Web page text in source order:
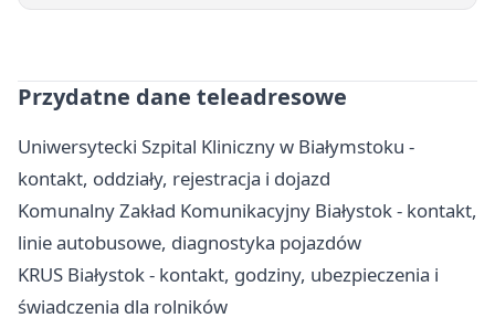
Przydatne dane teleadresowe
Uniwersytecki Szpital Kliniczny w Białymstoku -
kontakt, oddziały, rejestracja i dojazd
Komunalny Zakład Komunikacyjny Białystok - kontakt,
linie autobusowe, diagnostyka pojazdów
KRUS Białystok - kontakt, godziny, ubezpieczenia i
świadczenia dla rolników